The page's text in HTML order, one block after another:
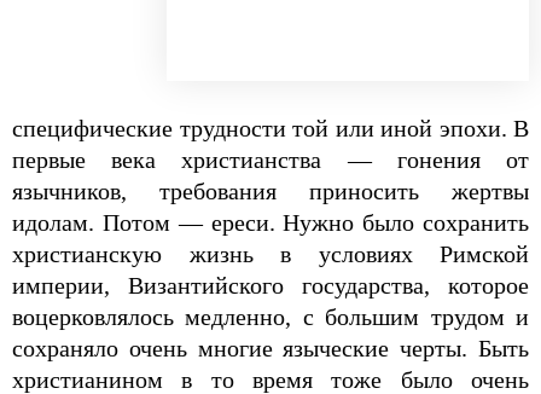
специфические трудности той или иной эпохи. В
первые века христианства — гонения от
язычников, требования приносить жертвы
идолам. Потом — ереси. Нужно было сохранить
христианскую жизнь в условиях Римской
империи, Византийского государства, которое
воцерковлялось медленно, с большим трудом и
сохраняло очень многие языческие черты. Быть
христианином в то время тоже было очень